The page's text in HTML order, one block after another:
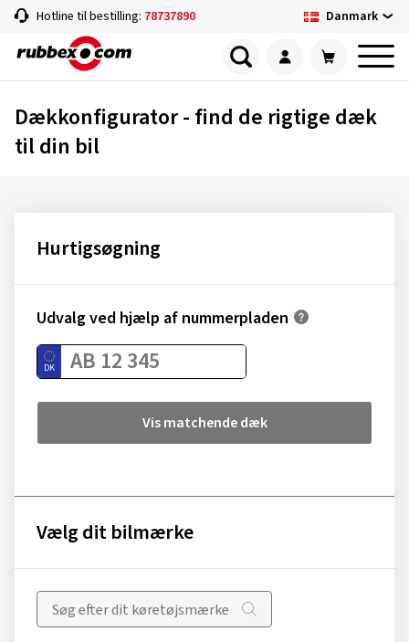
Hotline til bestilling: 78737890 Danmark
Dækkonfigurator - find de rigtige dæk
til din bil
Vælg dit bilmærke
Hurtigsøgning
Udvalg ved hjælp af nummerpladen
Vis matchende dæk